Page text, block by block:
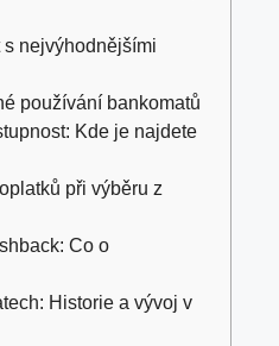
nejvýhodnějšími
používání bankomatů
Kde je najdete
při výběru z
Co o
Historie a vývoj v